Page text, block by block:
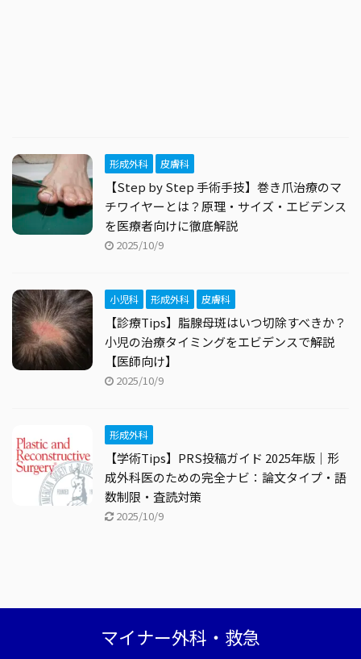
形成外科 皮膚科
【Step by Step 手術手技】巻き爪治療のマ
チワイヤーとは？原理・サイズ・エビデンス
を医療者向けに徹底解説
2025/10/9
小児科 形成外科 皮膚科
【診療Tips】脂腺母斑はいつ切除すべきか？
小児の治療タイミングをエビデンスで解説
【医師向け】
2025/10/9
形成外科
【学術Tips】PRS投稿ガイド 2025年版｜形
成外科医のための完全ナビ：論文タイプ・語
数制限・査読対策
2025/10/9
マイナー外科・救急